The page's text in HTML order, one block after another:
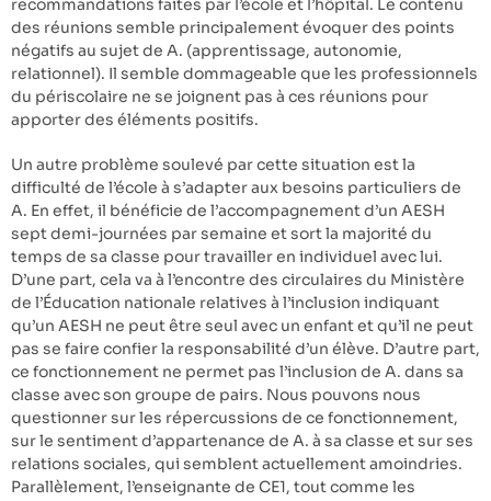
recommandations faites par l’école et l’hôpital. Le contenu
des réunions semble principalement évoquer des points
négatifs au sujet de A. (apprentissage, autonomie,
relationnel). Il semble dommageable que les professionnels
du périscolaire ne se joignent pas à ces réunions pour
apporter des éléments positifs.
Un autre problème soulevé par cette situation est la
difficulté de l’école à s’adapter aux besoins particuliers de
A. En effet, il bénéficie de l’accompagnement d’un AESH
sept demi-journées par semaine et sort la majorité du
temps de sa classe pour travailler en individuel avec lui.
D’une part, cela va à l’encontre des circulaires du Ministère
de l’Éducation nationale relatives à l’inclusion indiquant
qu’un AESH ne peut être seul avec un enfant et qu’il ne peut
pas se faire confier la responsabilité d’un élève. D’autre part,
ce fonctionnement ne permet pas l’inclusion de A. dans sa
classe avec son groupe de pairs. Nous pouvons nous
questionner sur les répercussions de ce fonctionnement,
sur le sentiment d’appartenance de A. à sa classe et sur ses
relations sociales, qui semblent actuellement amoindries.
Parallèlement, l’enseignante de CE1, tout comme les